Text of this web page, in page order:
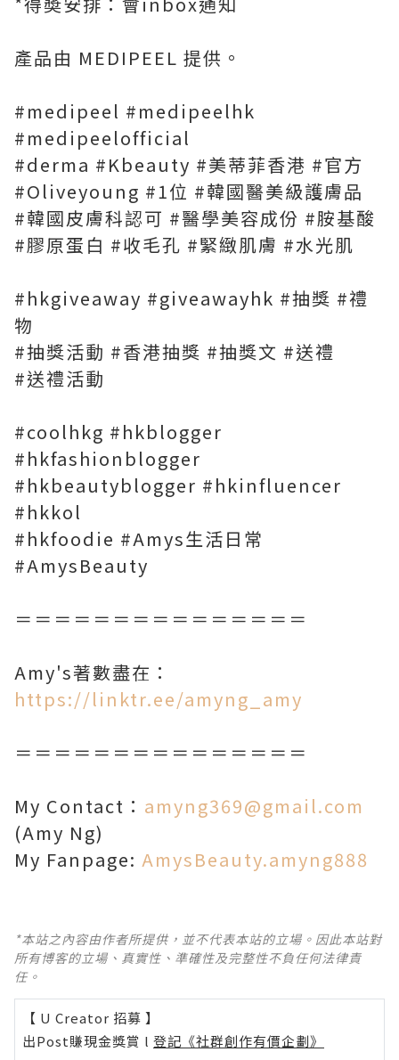
產品由 MEDIPEEL 提供。
#medipeel #medipeelhk
#medipeelofficial
#derma #Kbeauty #美蒂菲香港 #官方
#Oliveyoung #1位 #韓國醫美級護膚品
#韓國皮膚科認可 #醫學美容成份 #胺基酸
#膠原蛋白 #收毛孔 #緊緻肌膚 #水光肌
#hkgiveaway #giveawayhk #抽獎 #禮
物
#抽獎活動 #香港抽獎 #抽獎文 #送禮
#送禮活動
#coolhkg #hkblogger
#hkfashionblogger
#hkbeautyblogger #hkinfluencer
#hkkol
#hkfoodie #Amys生活日常
#AmysBeauty
＝＝＝＝＝＝＝＝＝＝＝＝＝＝＝
Amy's著數盡在：
https://linktr.ee/amyng_amy
＝＝＝＝＝＝＝＝＝＝＝＝＝＝＝
My Contact： amyng369@gmail.com
(Amy Ng)
My Fanpage: AmysBeauty.amyng888
*本站之內容由作者所提供，並不代表本站的立場。因此本站對
所有博客的立場、真實性、準確性及完整性不負任何法律責
任。
【 U Creator 招募 】
出Post賺現金獎賞 l 登記《社群創作有價企劃》